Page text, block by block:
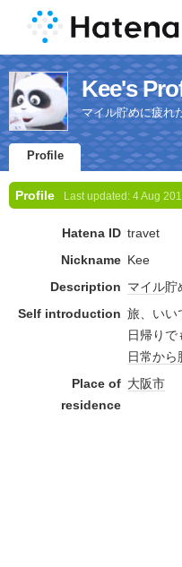
Kee's
マイル貯めに疲れ
Profile
Profile Last updated: 4 Aug
Hatena ID travet
Nickname Kee
Description マイル貯
Self introduction 旅、いい
日帰りで
日常から
Place of
residence
大阪市